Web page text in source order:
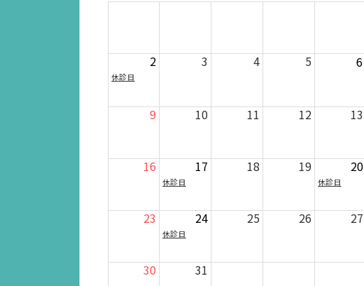
2
休診日
3 4 5 6
9 10 11 12 13
16 17
休診日
18 19 20
休診日
23 24
休診日
25 26 27
30 31